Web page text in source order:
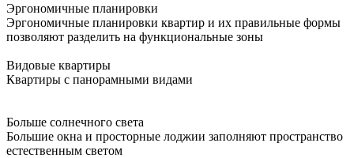
Эргономичные планировки
Эргономичные планировки квартир и их правильные формы
позволяют разделить на функциональные зоны
Видовые квартиры
Квартиры с панорамными видами
Больше солнечного света
Большие окна и просторные лоджии заполняют пространство
естественным светом